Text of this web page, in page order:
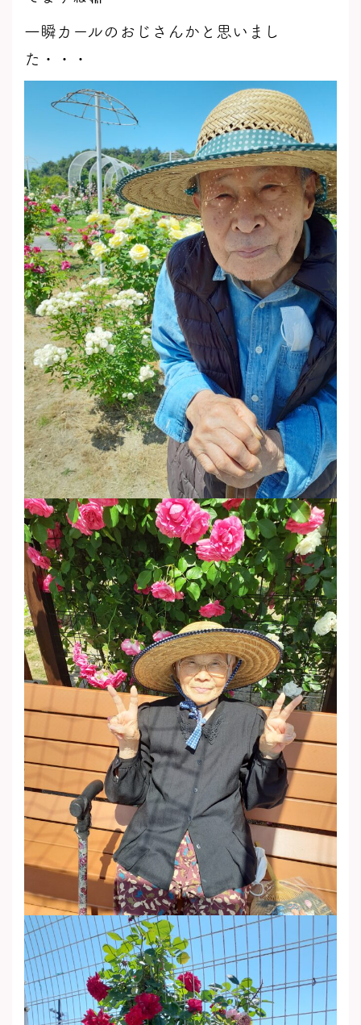
一瞬カールのおじさんかと思いまし
た・・・